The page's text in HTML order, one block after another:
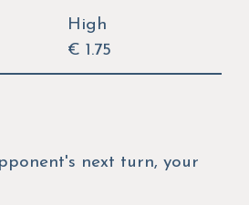
High
€ 1.75
next turn, your